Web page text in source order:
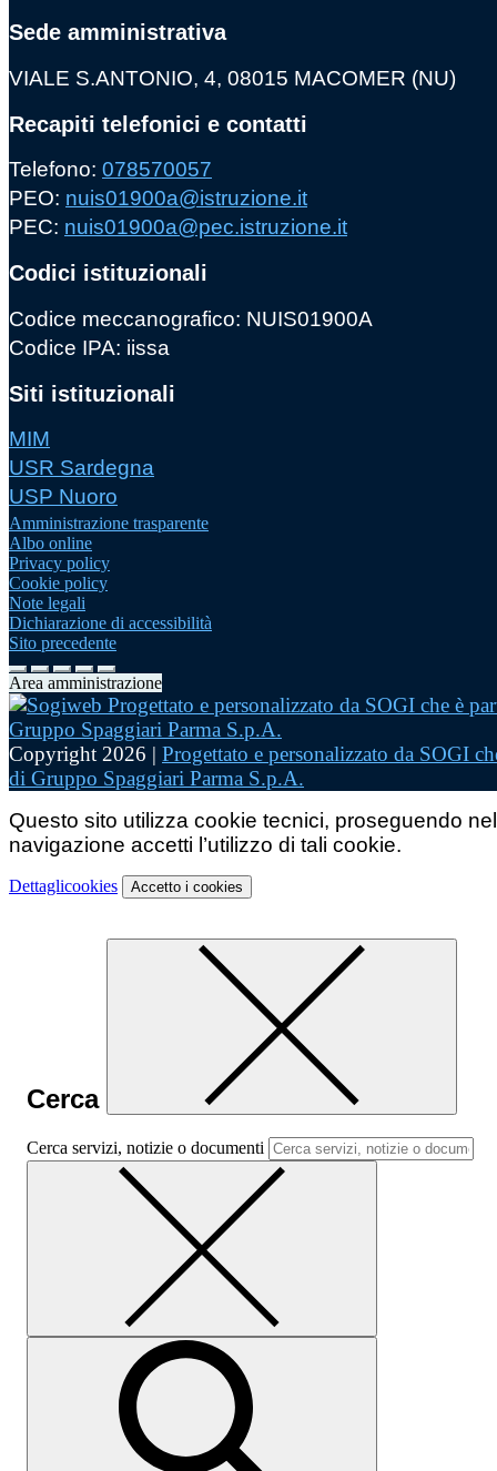
Sede amministrativa
VIALE S.ANTONIO, 4, 08015 MACOMER (NU)
Recapiti telefonici e contatti
Telefono: 078570057
PEO: nuis01900a@istruzione.it
PEC: nuis01900a@pec.istruzione.it
Codici istituzionali
Codice meccanografico: NUIS01900A
Codice IPA: iissa
Siti istituzionali
MIM
USR Sardegna
USP Nuoro
Amministrazione trasparente
Albo online
Privacy policy
Cookie policy
Note legali
Dichiarazione di accessibilità
Sito precedente
Area amministrazione
Copyright 2026 | Progettato e personalizzato da SOGI
di Gruppo Spaggiari Parma S.p.A.
Questo sito utilizza cookie tecnici, proseguendo
navigazione accetti l’utilizzo di tali cookie.
Dettaglicookies Accetto i cookies
Cerca
Cerca servizi, notizie o documenti